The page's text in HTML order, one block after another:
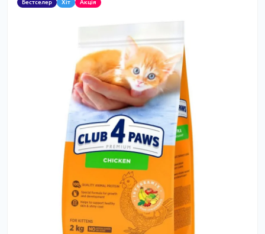
Бестселер Хіт Акція